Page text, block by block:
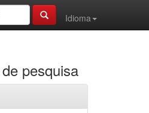
Idioma
pesquisa